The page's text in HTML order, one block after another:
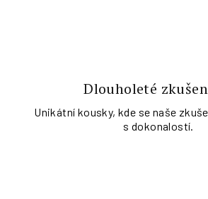
Dlouholeté
Unikátní kousky, kde se naše
s dokonalostí.